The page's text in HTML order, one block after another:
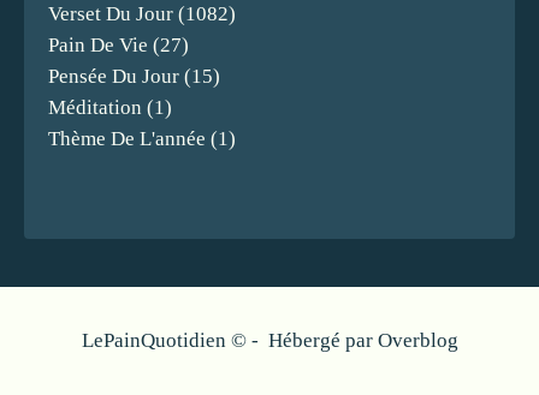
Verset Du Jour (1082)
Pain De Vie (27)
Pensée Du Jour (15)
Méditation (1)
Thème De L'année (1)
LePainQuotidien © - Hébergé par Overblog